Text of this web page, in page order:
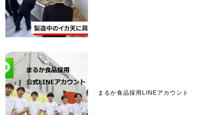
まるか食品採用LINEアカウント